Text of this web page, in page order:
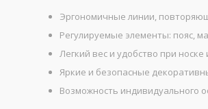
Эргономичные линии,
Регулируемые элементы: пояс,
Легкий вес и удобство при носке
Яркие и безопасные
Возможность индивидуального